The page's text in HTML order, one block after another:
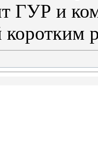
ГУР и
коротким